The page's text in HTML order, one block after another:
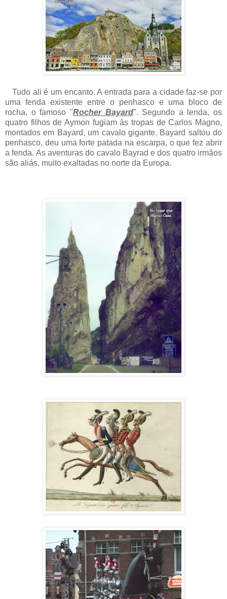
Tudo ali é um encanto. A entrada para a cidade faz-se por
uma fenda existente entre o penhasco e uma bloco de
rocha, o famoso "Rocher Bayard". Segundo a lenda, os
quatro filhos de Aymon fugiam às tropas de Carlos Magno,
montados em Bayard, um cavalo gigante. Bayard saltou do
penhasco, deu uma forte patada na escarpa, o que fez abrir
a fenda. As aventuras do cavalo Bayrad e dos quatro irmãos
são aliás, muito exaltadas no norte da Europa.